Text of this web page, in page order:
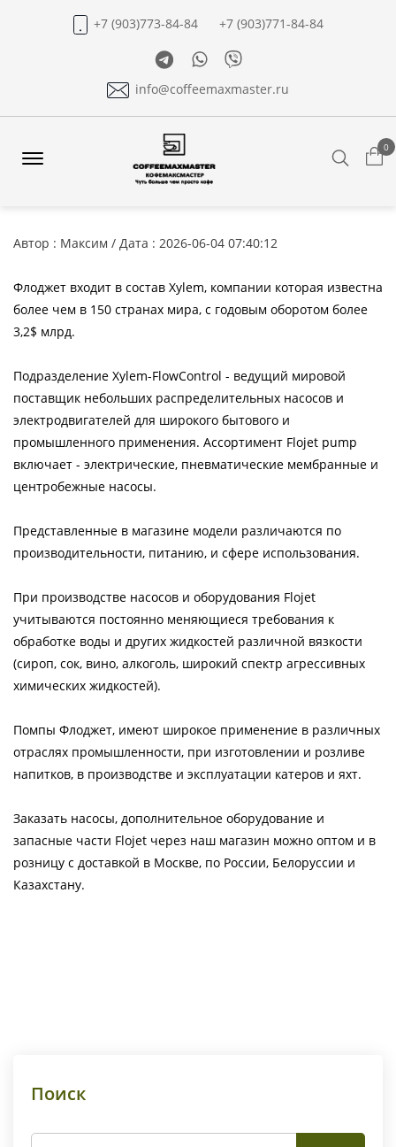
+7 (903)773-84-84
+7 (903)771-84-84
TelegramWhatsapp
Viber
info@coffeemaxmaster.ru
0
Автор : Максим / Дата : 2026-06-04 07:40:12
Флоджет входит в состав Xylem, компании которая известна
более чем в 150 странах мира, с годовым оборотом более
3,2$ млрд.
Подразделение Xylem-FlowСontrol - ведущий мировой
поставщик небольших распределительных насосов и
электродвигателей для широкого бытового и
промышленного применения. Ассортимент Flojet pump
включает - электрические, пневматические мембранные и
центробежные насосы.
Представленные в магазине модели различаются по
производительности, питанию, и сфере использования.
При производстве насосов и оборудования Flojet
учитываются постоянно меняющиеся требования к
обработке воды и других жидкостей различной вязкости
(сироп, сок, вино, алкоголь, широкий спектр агрессивных
химических жидкостей).
Помпы Флоджет, имеют широкое применение в различных
отраслях промышленности, при изготовлении и розливе
напитков, в производстве и эксплуатации катеров и яхт.
Заказать насосы, дополнительное оборудование и
запасные части Flojet через наш магазин можно оптом и в
розницу с доставкой в Москве, по России, Белоруссии и
Казахстану.
Поиск